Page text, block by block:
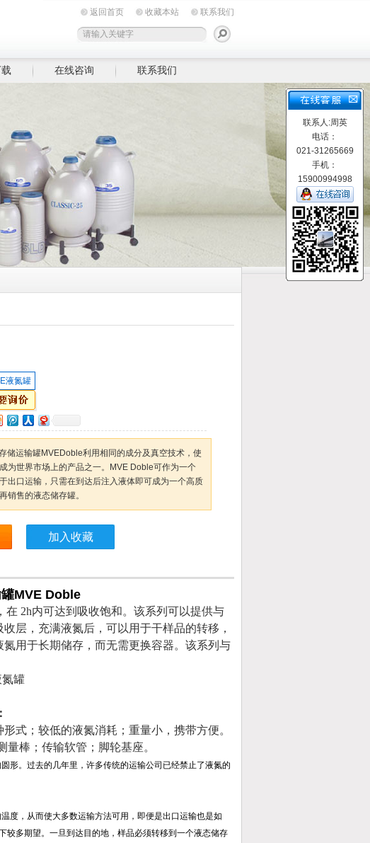
返回首页 收藏本站 联系我们
在线咨询 联系我们
液氮罐
储运输罐MVEDoble利用相同的成分及真空技术，使
为世界市场上的产品之一。MVE Doble可作为一个
出口运输，只需在到达后注入液体即可成为一个高质
销售的液态储存罐。
加入收藏
MVE Doble
在 2h内可达到吸收饱和。该系列可以提供与
层，充满液氮后，可以用于干样品的转移，
用于长期储存，而无需更换容器。该系列与
形式 ；较低的液氮消耗 ；重量小，携带方便。
棒；传输软管；脚轮基座。
形。过去的几年里，许多传统的运输公司已经禁止了液氮的
度，从而使大多数运输方法可用，即便是出口运输也是如
较多期望。一旦到达目的地，样品必须转移到一个液态储存
联系人:周英
电话：
021-31265669
手机：
15900994998